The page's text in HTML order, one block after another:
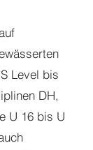
Level bis
DH,
U 16 bis U